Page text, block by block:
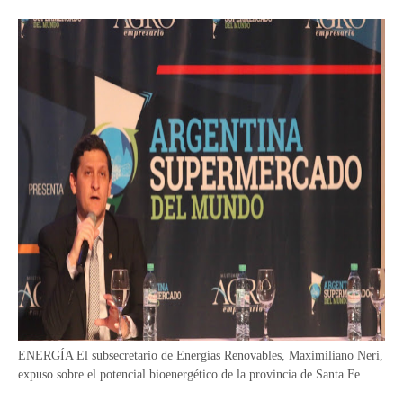
ENERGÍA El subsecretario de Energías Renovables, Maximiliano Neri,
expuso sobre el potencial bioenergético de la provincia de Santa Fe